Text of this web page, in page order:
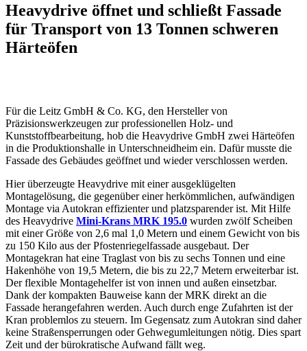
Heavydrive öffnet und schließt Fassade
für Transport von 13 Tonnen schweren
Härteöfen
Für die Leitz GmbH & Co. KG, den Hersteller von
Präzisionswerkzeugen zur professionellen Holz- und
Kunststoffbearbeitung, hob die Heavydrive GmbH zwei Härteöfen
in die Produktionshalle in Unterschneidheim ein. Dafür musste die
Fassade des Gebäudes geöffnet und wieder verschlossen werden.
Hier überzeugte Heavydrive mit einer ausgeklügelten
Montagelösung, die gegenüber einer herkömmlichen, aufwändigen
Montage via Autokran effizienter und platzsparender ist. Mit Hilfe
des Heavydrive Mini-Krans MRK 195.0 wurden zwölf Scheiben
mit einer Größe von 2,6 mal 1,0 Metern und einem Gewicht von bis
zu 150 Kilo aus der Pfostenriegelfassade ausgebaut. Der
Montagekran hat eine Traglast von bis zu sechs Tonnen und eine
Hakenhöhe von 19,5 Metern, die bis zu 22,7 Metern erweiterbar ist.
Der flexible Montagehelfer ist von innen und außen einsetzbar.
Dank der kompakten Bauweise kann der MRK direkt an die
Fassade herangefahren werden. Auch durch enge Zufahrten ist der
Kran problemlos zu steuern. Im Gegensatz zum Autokran sind daher
keine Straßensperrungen oder Gehwegumleitungen nötig. Dies spart
Zeit und der bürokratische Aufwand fällt weg.